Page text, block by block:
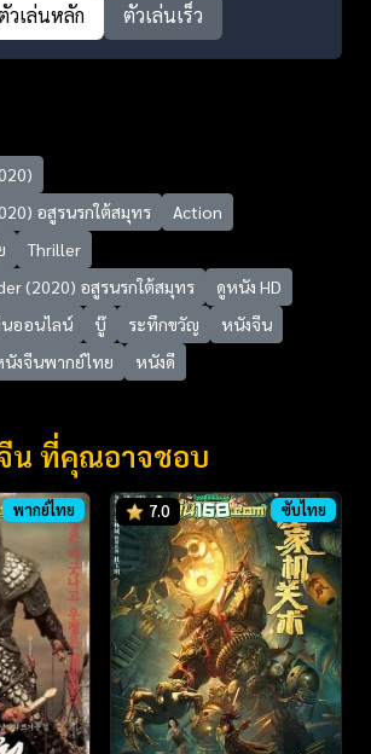
วเล่นหลัก ตัวเล่นเร็ว
อสูรนรกใต้สมุทร
Action
Thriller
(2020) อสูรนรกใต้สมุทร
ดูหนัง HD
ออนไลน์ บู๊ ระทึกขวัญ
หนังจีน
นังจีนพากย์ไทย หนังดี
น ที่คุณอาจชอบ
พากย์ไทย 7.0 ซับไทย